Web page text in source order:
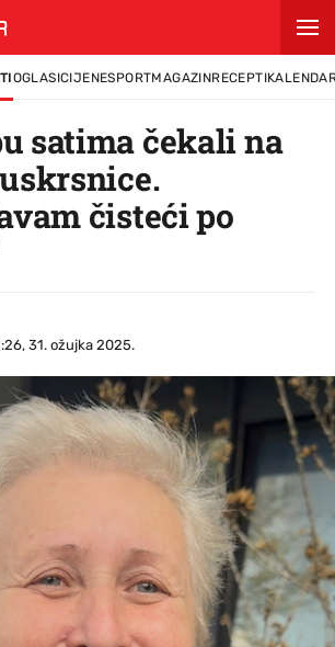
OGLASICIJENESPORTMAGAZINRECEPTI
satima čekali na
čisteći po
31. ožujka 2025.